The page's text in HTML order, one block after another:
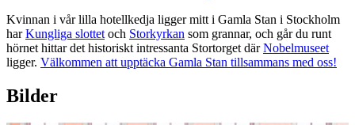
Kvinnan i vår lilla hotellkedja ligger mitt i Gamla Stan i Stockholm
harKungliga slottet och Storkyrkan som grannar, och går du runt
hörnet hittar det historiskt intressanta Stortorget därNobelmuseet
ligger. Välkommen att upptäcka Gamla Stan tillsammans med oss!
Bilder